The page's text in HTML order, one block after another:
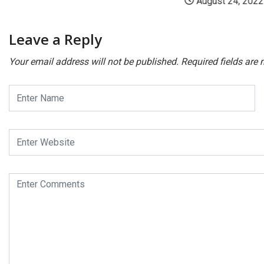
Leave a Reply
Your email address will not be published. Required fields are